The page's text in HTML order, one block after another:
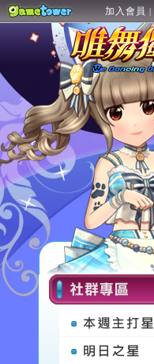
加入會員 |